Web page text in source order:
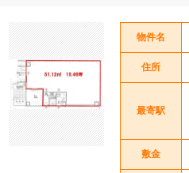
物件名
住所
最寄駅
敷金